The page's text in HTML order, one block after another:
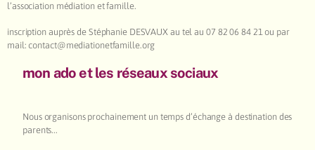
l’association médiation et famille.
inscription auprès de Stéphanie DESVAUX au tel au 07 82 06 84 21 ou par
mail: contact@mediationetfamille.org
mon ado et les réseaux sociaux
Nous organisons prochainement un temps d’échange à destination des
parents...